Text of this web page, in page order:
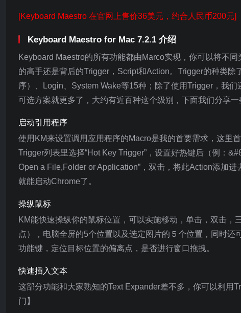
[Keyboard Maestro 在官网上售价36美元，约合人民币200元]
Keyboard Maestro for Mac 7.2.1 介绍
Keyboard Maestro的所有功能都由Marco实现，你可以将不
的高手还是背后的Trigger，Script和Action。Trigger的种类
序）、Login、System Wake等15种；除了使用Trigger，我
可选方案就更多了，大约有近百种这个级别，下面我们分享一
启动引用程序
使用KM来设置调用应用程序的Macro是我的首要需求，这里
Trigger列表里选择“Hot Key Trigger”，设置好热键后（例：
Open a File,Folder or Application”，双击，将此Action添加
就能启动Chrome了。
操纵鼠标
KM能快速操纵你的鼠标位置，可以实施移动，单击，双击
点），电脑全屏的5个位置以及选定图片的５个位置，同时
功能键，定位目标位置的偏离点，是否进行窗口拖拽。
快速插入文本
这部分功能和大家熟知的Text Expander差不多，你可以利用
门】